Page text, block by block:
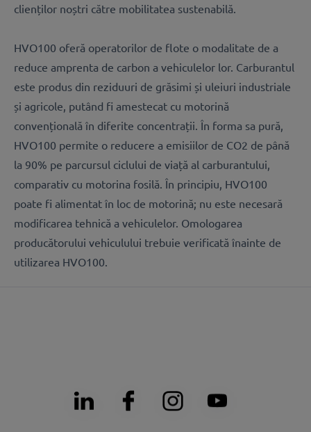
clienților noștri către mobilitatea sustenabilă.
HVO100 oferă operatorilor de flote o modalitate de a
reduce amprenta de carbon a vehiculelor lor. Carburantul
este produs din reziduuri de grăsimi și uleiuri industriale
și agricole, putând fi amestecat cu motorină
convențională în diferite concentrații. În forma sa pură,
HVO100 permite o reducere a emisiilor de CO2 de până
la 90% pe parcursul ciclului de viață al carburantului,
comparativ cu motorina fosilă. În principiu, HVO100
poate fi alimentat în loc de motorină; nu este necesară
modificarea tehnică a vehiculelor. Omologarea
producătorului vehiculului trebuie verificată înainte de
utilizarea HVO100.